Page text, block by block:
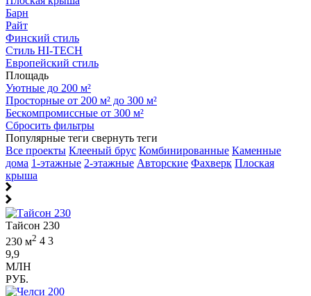
Барн
Райт
Финский стиль
Стиль HI-TECH
Европейский стиль
Площадь
Уютные до 200 м²
Просторные от 200 м² до 300 м²
Бескомпромиссные от 300 м²
Сбросить фильтры
Популярные теги свернуть теги
Все проекты Клееный брус Комбинированные Каменные
дома 1-этажные 2-этажные Авторские Фахверк Плоская
крыша
Тайсон 230
230 м2 4 3
9,9
МЛН
РУБ.